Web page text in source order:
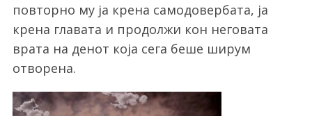
повторно му ја крена самодовербата, ја
крена главата и продолжи кон неговата
врата на денот која сега беше ширум
отворена.